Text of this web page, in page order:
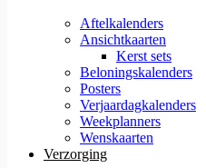
Aftelkalenders
Ansichtkaarten
Kerst sets
Beloningskalenders
Posters
Verjaardagkalenders
Weekplanners
Wenskaarten
Verzorging